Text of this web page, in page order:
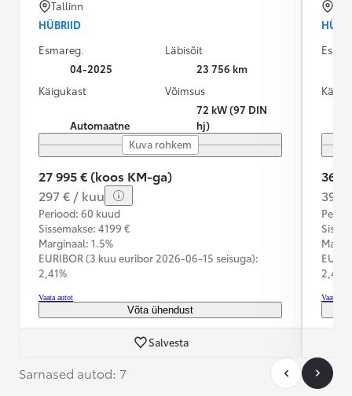
Tallinn
HÜBRIID
Esmareg.
04-2025
Läbisõit
23 756 km
Käigukast
Automaatne
Võimsus
72 kW (97 DIN
hj)
Kuva rohkem
27 995 € (koos KM-ga)
297 € / kuu
Periood: 60 kuud
Sissemakse: 4199 €
Marginaal: 1.5%
EURIBOR (3 kuu euribor 2026-06-15 seisuga):
2,41%
Vaata autot
Võta ühendust
Salvesta
36
391
2,41%
Vaata
Sarnased autod: 7